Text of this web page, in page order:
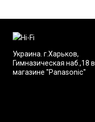
Украина. г.Харьков,
Гимназическая наб.,18 в
магазине "Panasonic"